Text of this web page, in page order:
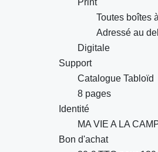
Print
Toutes boîtes
Adressé au
Digitale
Support
Catalogue Tabloïd
8 pages
Identité
MA VIE A LA
Bon d'achat